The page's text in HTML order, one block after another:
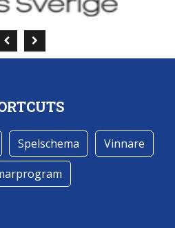
Spelschema
Vinnare